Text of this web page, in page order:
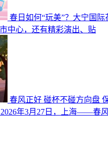
春日如何“玩美”？大宁国
中心，还有精彩演出、贴
春风正好 碰杯不碰方向盘
年3月27日，上海——春